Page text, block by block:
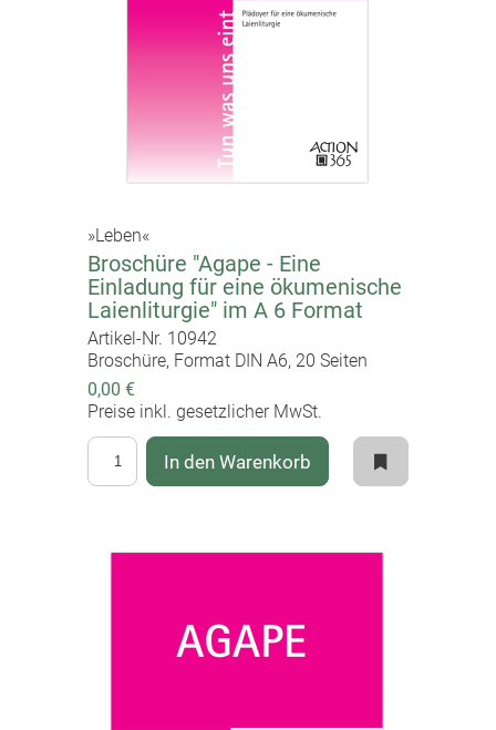
»Leben«
Broschüre "Agape - Eine
Einladung für eine ökumenische
Laienliturgie" im A 6 Format
Artikel-Nr. 10942
Broschüre, Format DIN A6, 20 Seiten
0,00 €
Preise inkl. gesetzlicher MwSt.
In den Warenkorb